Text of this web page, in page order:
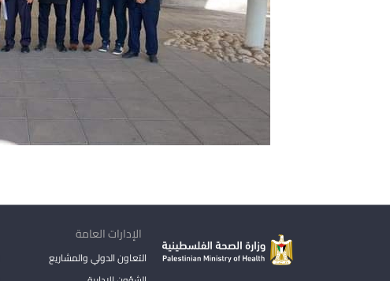
الإدارات العامة
التعاون الدولي والمشاريع